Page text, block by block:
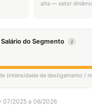
alta — setor
do Segmento i
(intensidade de desligamento /
07/2025 a 06/2026